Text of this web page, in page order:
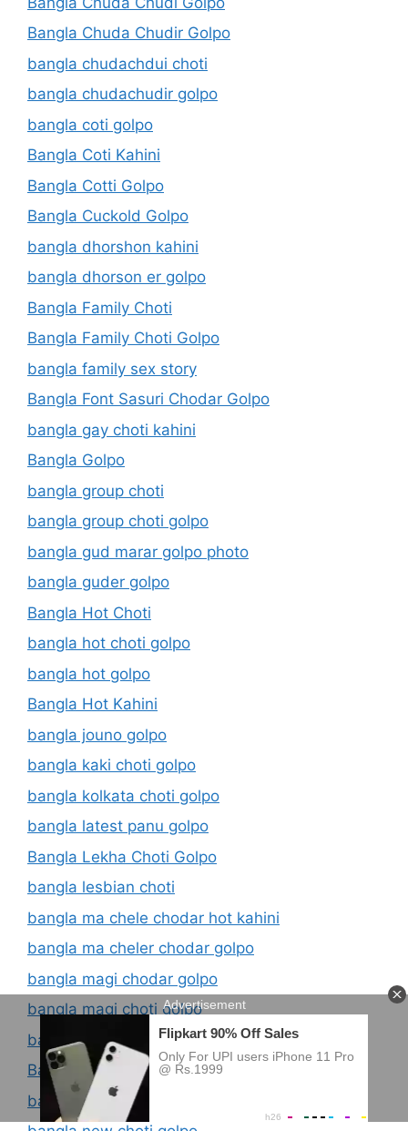
Bangla Chuda Chudir Golpo
bangla chudachdui choti
bangla chudachudir golpo
bangla coti golpo
Bangla Coti Kahini
Bangla Cotti Golpo
Bangla Cuckold Golpo
bangla dhorshon kahini
bangla dhorson er golpo
Bangla Family Choti
Bangla Family Choti Golpo
bangla family sex story
Bangla Font Sasuri Chodar Golpo
bangla gay choti kahini
Bangla Golpo
bangla group choti
bangla group choti golpo
bangla gud marar golpo photo
bangla guder golpo
Bangla Hot Choti
bangla hot choti golpo
bangla hot golpo
Bangla Hot Kahini
bangla jouno golpo
bangla kaki choti golpo
bangla kolkata choti golpo
bangla latest panu golpo
Bangla Lekha Choti Golpo
bangla lesbian choti
bangla ma chele chodar hot kahini
bangla ma cheler chodar golpo
bangla magi chodar golpo
bangla magi choti golpo
bangla new choda chudir golpo
Bangla new choti
bangla new choti book